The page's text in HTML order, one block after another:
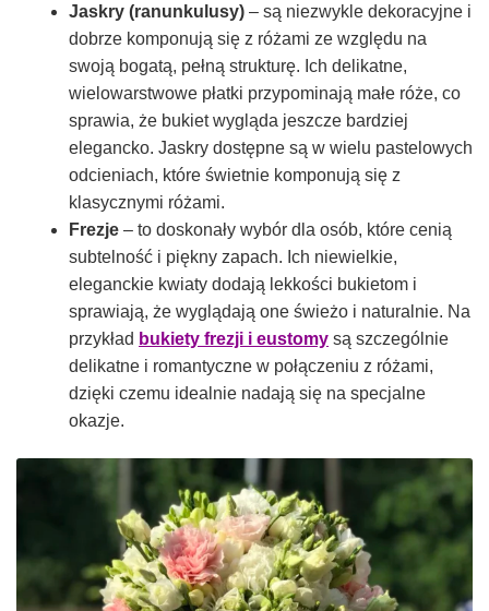
Jaskry (ranunkulusy) – są niezwykle dekoracyjne i
dobrze komponują się z różami ze względu na
swoją bogatą, pełną strukturę. Ich delikatne,
wielowarstwowe płatki przypominają małe róże, co
sprawia, że bukiet wygląda jeszcze bardziej
elegancko. Jaskry dostępne są w wielu pastelowych
odcieniach, które świetnie komponują się z
klasycznymi różami.
Frezje – to doskonały wybór dla osób, które cenią
subtelność i piękny zapach. Ich niewielkie,
eleganckie kwiaty dodają lekkości bukietom i
sprawiają, że wyglądają one świeżo i naturalnie. Na
przykład bukiety frezji i eustomy są szczególnie
delikatne i romantyczne w połączeniu z różami,
dzięki czemu idealnie nadają się na specjalne
okazje.